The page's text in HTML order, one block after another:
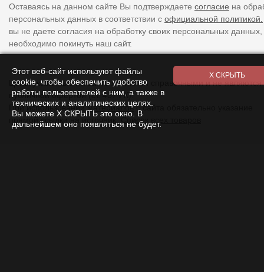
Оставаясь на данном сайте Вы подтверждаете согласие на
персональных данных в соответствии с официальной политикой.
вы не даете согласия на обработку своих персональных
необходимо покинуть наш сайт.
Цены указанные на сайте являются справочными и не являются
публичной офертой (ст. 437 ГК).
При использованииматериаловс сайта обязательно указание
прямой ссылки на источник.
Список всех товаров
Этот веб-сайт используют файлы
cookie, чтобы обеспечить удобство
работы пользователей с ним, а также в
технических и аналитических целях.
Вы можете Х СКРЫТЬ это окно. В
дальнейшем оно появляться не будет.